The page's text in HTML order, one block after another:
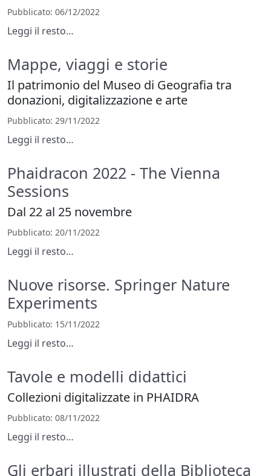
Pubblicato: 06/12/2022
Leggi il resto…
Mappe, viaggi e storie
Il patrimonio del Museo di Geografia tra
donazioni, digitalizzazione e arte
Pubblicato: 29/11/2022
Leggi il resto…
Phaidracon 2022 - The Vienna
Sessions
Dal 22 al 25 novembre
Pubblicato: 20/11/2022
Leggi il resto…
Nuove risorse. Springer Nature
Experiments
Pubblicato: 15/11/2022
Leggi il resto…
Tavole e modelli didattici
Collezioni digitalizzate in PHAIDRA
Pubblicato: 08/11/2022
Leggi il resto…
Gli erbari illustrati della Biblioteca